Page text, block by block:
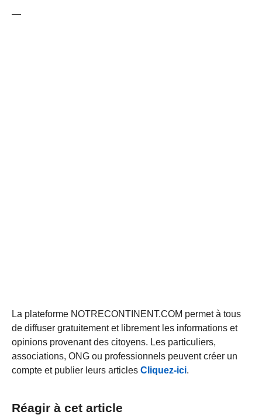
—
La plateforme NOTRECONTINENT.COM permet à tous
de diffuser gratuitement et librement les informations et
opinions provenant des citoyens. Les particuliers,
associations, ONG ou professionnels peuvent créer un
compte et publier leurs articles Cliquez-ici.
Réagir à cet article